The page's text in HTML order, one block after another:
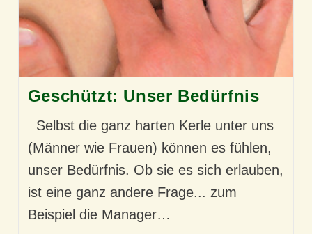
Geschützt: Unser Bedürfnis
Selbst die ganz harten Kerle unter uns
(Männer wie Frauen) können es fühlen,
unser Bedürfnis. Ob sie es sich erlauben,
ist eine ganz andere Frage... zum
Beispiel die Manager…